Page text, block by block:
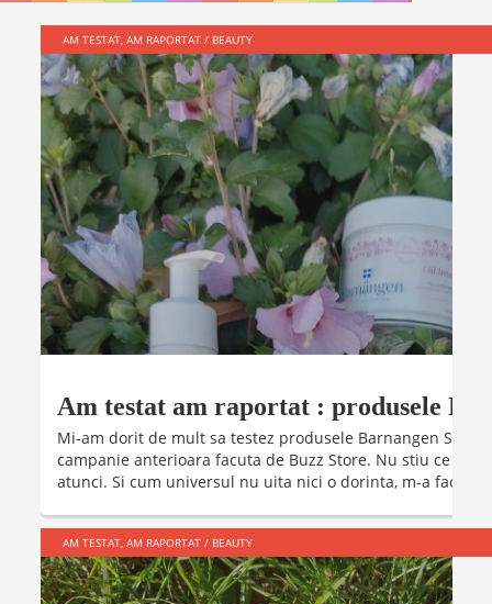
AM TESTAT, AM RAPORTAT/ BEAUTY
Am testat am raportat : produsele
Mi-am dorit de mult sa testez produsele Barnangen
campanie anterioara facuta de Buzz Store. Nu stiu ce am
atunci. Si cum universul nu uita nici o dorinta, m-a facut
AM TESTAT, AM RAPORTAT/ BEAUTY